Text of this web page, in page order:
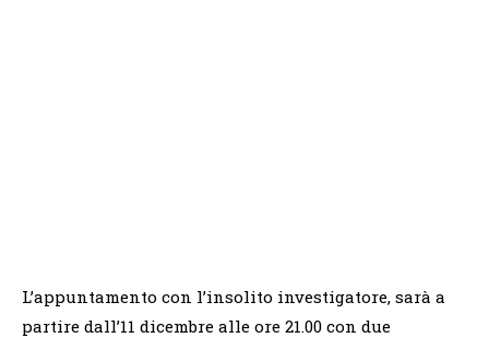
L’appuntamento con l’insolito investigatore, sarà a
partire dall’11 dicembre alle ore 21.00 con due